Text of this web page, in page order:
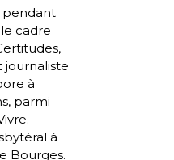
pendant
cadre
,
journaliste
à
parmi
.
à
Bourges.